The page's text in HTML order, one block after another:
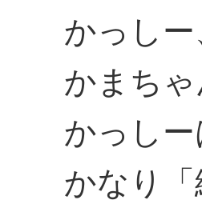
かっし
かまち
かっし
かなり